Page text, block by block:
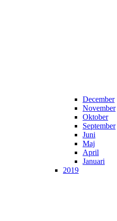
December
November
Oktober
September
Juni
Maj
April
Januari
2019